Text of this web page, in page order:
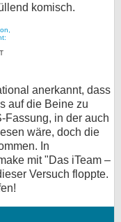
komisch.
anerkannt, dass
auf die Beine zu
Fassung, in der auch
wäre, doch die
In
mit "Das iTeam –
Versuch floppte.